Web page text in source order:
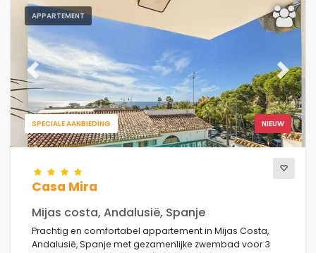
Type accommodatie
Personen
Slaapkamers
Badkamers
APPARTEMENT
NIEUW
SPECIALE AANBIEDING
Previous Next
Casa Mira
Mijas costa, Andalusië, Spanje
Prachtig en comfortabel appartement in Mijas Costa,
Andalusië, Spanje met gezamenlijke zwembad voor 3